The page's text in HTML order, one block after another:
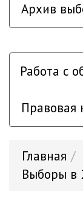
Архив
Работа с
Правовая
Главная
Выборы в